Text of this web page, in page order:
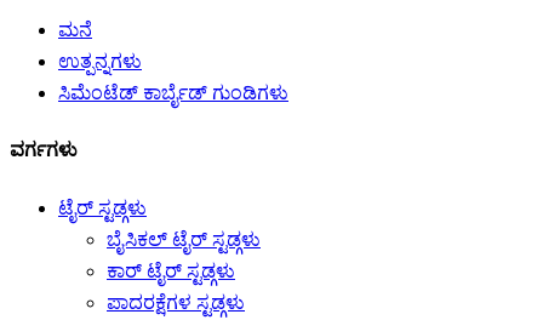
ಮನೆ
ಉತ್ಪನ್ನಗಳು
ಸಿಮೆಂಟೆಡ್ ಕಾರ್ಬೈಡ್ ಗುಂಡಿಗಳು
ವರ್ಗಗಳು
ಟೈರ್ ಸ್ಟಡ್ಗಳು
ಬೈಸಿಕಲ್ ಟೈರ್ ಸ್ಟಡ್ಗಳು
ಕಾರ್ ಟೈರ್ ಸ್ಟಡ್ಗಳು
ಪಾದರಕ್ಷೆಗಳ ಸ್ಟಡ್ಗಳು